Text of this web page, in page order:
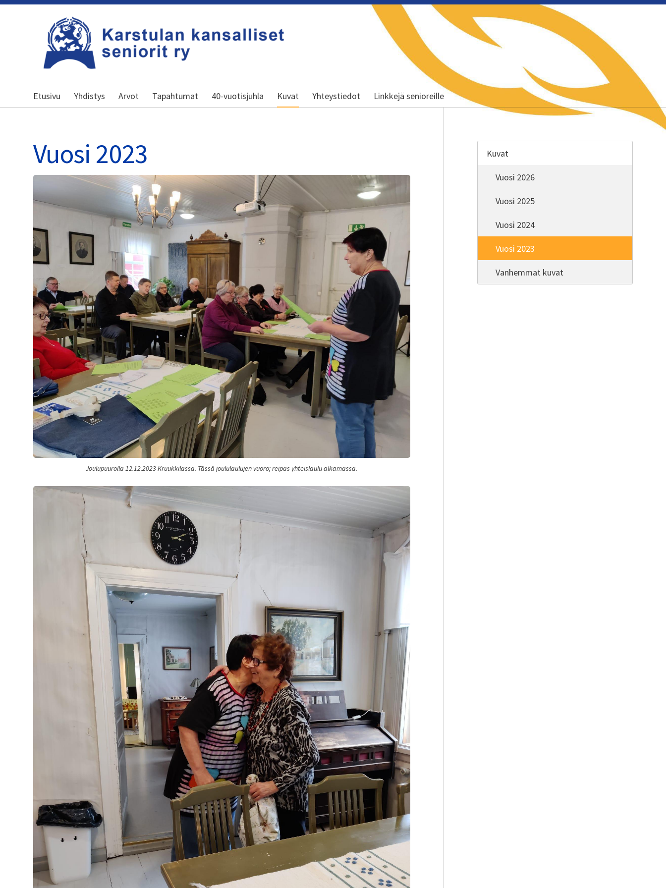
Karstulan kansalliset seniorit ry
Etusivu Yhdistys Arvot Tapahtumat 40-vuotisjuhla Kuvat Yhteystiedot Linkkejä senioreille
Vuosi 2023
Joulupuurolla 12.12.2023 Kruukkilassa. Tässä joululaulujen vuoro; reipas yhteislaulu alkamassa.
Kuvat
Vuosi 2026
Vuosi 2025
Vuosi 2024
Vuosi 2023
Vanhemmat kuvat